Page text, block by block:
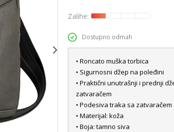
Zalihe:
Dostupno odmah
• Roncato muška torbica
• Sigurnosni džep na poleđini
• Praktični unutrašnji i prednji
zatvaračem
• Podesiva traka sa zatvaračem
• Materijal: koža
• Boja: tamno siva